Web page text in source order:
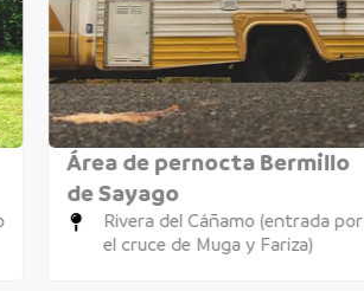
Área de pernocta Bermillo
de Sayago
Rivera del Cáñamo (entrada por
el cruce de Muga y Fariza)